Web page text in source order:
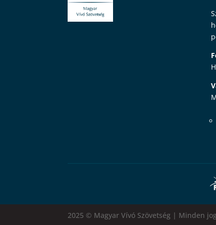
2025 © Magyar Vívó Szövetség | Minden